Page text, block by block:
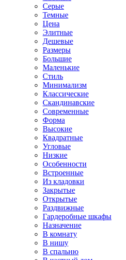
Серые
Темные
Цена
Элитные
Дешевые
Размеры
Большие
Маленькие
Стиль
Минимализм
Классические
Скандинавские
Современные
Форма
Высокие
Квадратные
Угловые
Низкие
Особенности
Встроенные
Из кладовки
Закрытые
Открытые
Раздвижные
Гардеробные шкафы
Назначение
В комнату
В нишу
В спальню